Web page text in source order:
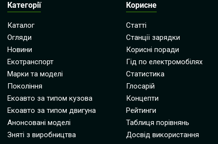
Категорії
Каталог
Огляди
Новини
Екотранспорт
Марки та моделі
Покоління
Екоавто за типом кузова
Екоавто за типом двигуна
Анонсовані моделі
Зняті з виробництва
Корисне
Статті
Станції зарядки
Корисні поради
Гід по електромобілях
Статистика
Глосарій
Концепти
Рейтинги
Таблиця порівнянь
Досвід використання